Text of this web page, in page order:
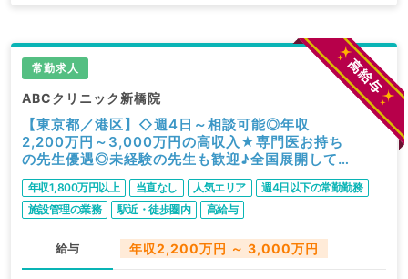
常勤求人
ABCクリニック新橋院
【東京都／港区】◇週4日～相談可能◎年収
2,200万円～3,000万円の高収入★専門医お持ち
の先生優遇◎未経験の先生も歓迎♪全国展開して
いる男性美容クリニックでの診療のお仕事です
（美容外科／常勤）
年収1,800万円以上 当直なし 人気エリア
週4日以下の常勤勤務
施設管理の業務
駅近・徒歩圏内 高給与
給与 年収2,200万円 ～ 3,000万円